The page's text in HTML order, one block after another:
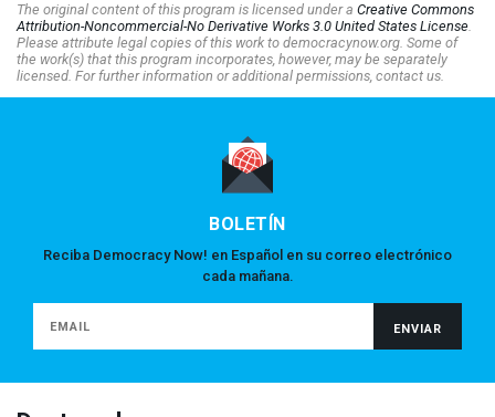
The original content of this program is licensed under a Creative Commons
Attribution-Noncommercial-No Derivative Works 3.0 United States License.
Please attribute legal copies of this work to democracynow.org. Some of
the work(s) that this program incorporates, however, may be separately
licensed. For further information or additional permissions, contact us.
BOLETÍN
Reciba Democracy Now! en Español en su correo electrónico
cada mañana.